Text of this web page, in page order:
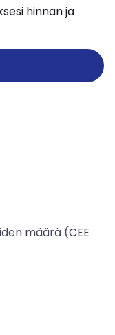
hinnan ja
määrä (CEE